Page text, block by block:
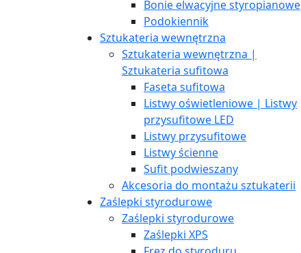
Bonie elwacyjne styropianowe
Podokiennik
Sztukateria wewnętrzna
Sztukateria wewnętrzna |
Sztukateria sufitowa
Faseta sufitowa
Listwy oświetleniowe | Listwy
przysufitowe LED
Listwy przysufitowe
Listwy ścienne
Sufit podwieszany
Akcesoria do montażu sztukaterii
Zaślepki styrodurowe
Zaślepki styrodurowe
Zaślepki XPS